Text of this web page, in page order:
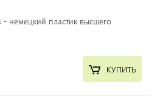
немецкий пластик высшего
КУПИТЬ